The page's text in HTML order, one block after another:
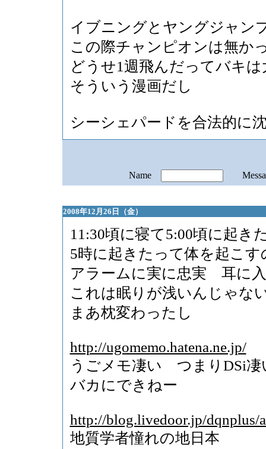
イブニングとヤングジャン
この際チャンピオンは無か
どうせ1週飛んだってバキ
そういう漫画だし
シーシェパードを合法的に
Name
2008年12月26日（金）
11:30頃に寝て5:00頃に起き
5時に起きたって体を起こ
アラームに実に忠実 耳に
これは眠りが浅いんじゃな
まあ枕変わったし
http://ugomemo.hatena.ne.jp/
うごメモ凄い つまりDSi凄
バカにできねー
http://blog.livedoor.jp/dqnplus/
地質学者憧れの地日本